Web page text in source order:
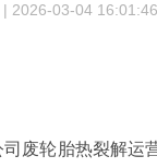
2026-03-04 16:01:46
废轮胎热裂解运